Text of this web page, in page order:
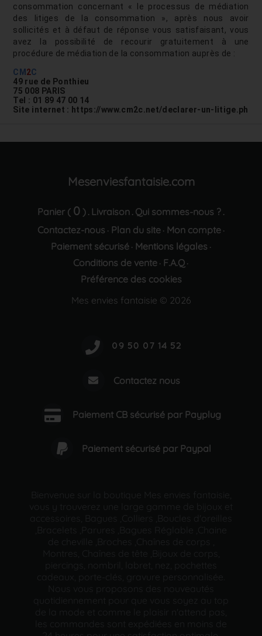
consommation concernant « le processus de médiation
des litiges de la consommation », après nous avoir
sollicités et à défaut de réponse vous satisfaisant, vous
avez la possibilité de recourir gratuitement à une
procédure de médiation de la consommation auprès de :
CM 2C
49 rue de Ponthieu
75 008 PARIS
Tel : 01 89 47 00 14
Site internet : https://www.cm2c.net/declarer-un-litige.php
Mesenviesfantaisie.com
Panier ( 0 ) . Livraison . Qui sommes-nous ? .
Contactez-nous · Plan du site· Mon compte·
Paiement sécurisé· Mentions légales ·
Conditions de vente · F.A.Q ·
Préférence des cookies
Mes envies fantaisie © 2026
Contactez nous
Paiement CB sécurisé par Payplug
Paiement sécurisé par Paypal